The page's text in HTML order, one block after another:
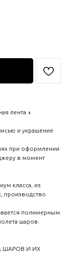
лента +
и украшение
при оформлении
в момент
класса, из
производство
полимерным
шаров.
ШАРОВ И ИХ